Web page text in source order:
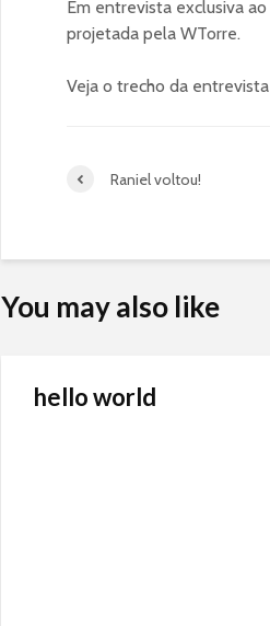
Em entrevista exclusiva
projetada pela WTorre.
Veja o trecho da
Raniel voltou!
You may also like
hello world